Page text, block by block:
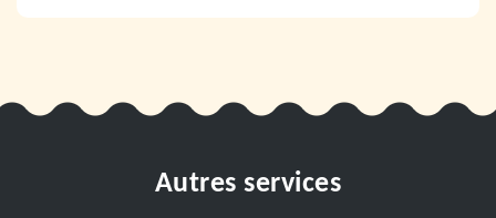
Autres services